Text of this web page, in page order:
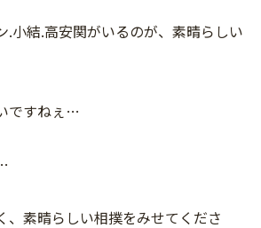
.小結.高安関がいるのが、素晴らしい
ですねぇ…
、素晴らしい相撲をみせてくださ